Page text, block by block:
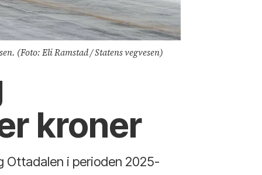
(Foto: Eli Ramstad / Statens vegvesen)
kroner
Ottadalen i perioden 2025-